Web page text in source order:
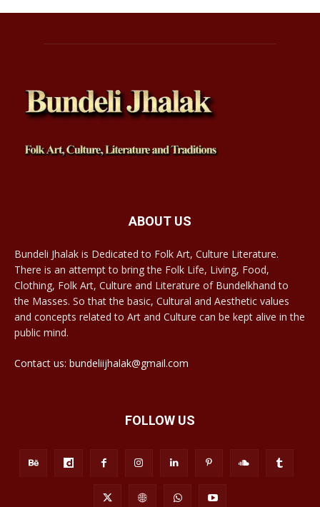
ABOUT US
Bundeli Jhalak is Dedicated to Folk Art, Culture Literature.
There is an attempt to bring the Folk Life, Living, Food,
Clothing, Folk Art, Culture and Literature of Bundelkhand to
the Masses. So that the basic, Cultural and Aesthetic values
and concepts related to Art and Culture can be kept alive in the
public mind.
Contact us: bundeliijhalak@gmail.com
FOLLOW US